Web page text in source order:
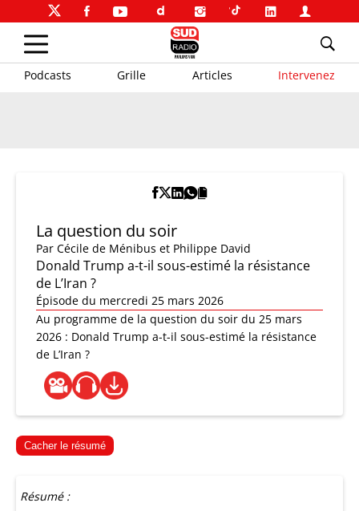
Podcasts Grille Articles Intervenez
La question du soir
Par Cécile de Ménibus et Philippe David
Donald Trump a-t-il sous-estimé la résistance
de L’Iran ?
Épisode du mercredi 25 mars 2026
Au programme de la question du soir du 25 mars
2026 : Donald Trump a-t-il sous-estimé la résistance
de L’Iran ?
Cacher le résumé
Résumé :